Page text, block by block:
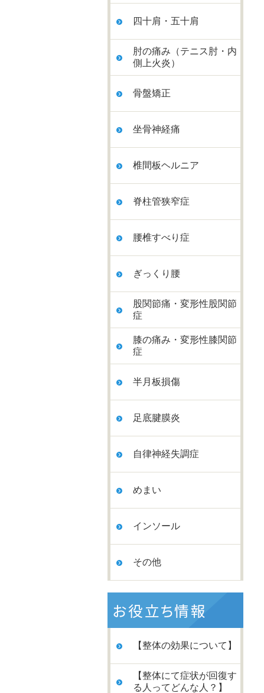
四十肩・五十肩
肘の痛み（テニス肘・内
側上火炎）
骨盤矯正
坐骨神経痛
椎間板ヘルニア
脊柱管狭窄症
腰椎すべり症
ぎっくり腰
股関節痛・変形性股関節
症
膝の痛み・変形性膝関節
症
半月板損傷
足底腱膜炎
自律神経失調症
めまい
インソール
その他
【整体の効果について】
【整体にて症状が回復す
る人ってどんな人？】